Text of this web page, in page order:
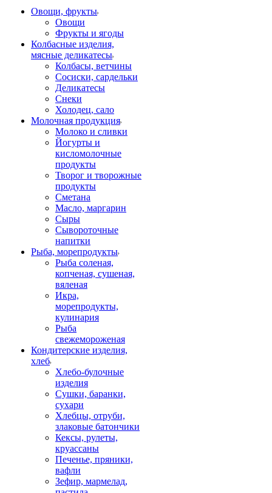
Овощи, фрукты
Овощи
Фрукты и ягоды
Колбасные изделия,
мясные деликатесы
Колбасы, ветчины
Сосиски, сардельки
Деликатесы
Снеки
Холодец, сало
Молочная продукция
Молоко и сливки
Йогурты и
кисломолочные
продукты
Творог и творожные
продукты
Сметана
Масло, маргарин
Сыры
Сывороточные
напитки
Рыба, морепродукты
Рыба соленая,
копченая, сушеная,
вяленая
Икра,
морепродукты,
кулинария
Рыба
свежемороженая
Кондитерские изделия,
хлеб
Хлебо-булочные
изделия
Сушки, баранки,
сухари
Хлебцы, отруби,
злаковые батончики
Кексы, рулеты,
круассаны
Печенье, пряники,
вафли
Зефир, мармелад,